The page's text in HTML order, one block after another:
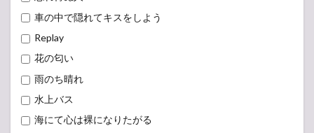
車の中で隠れてキスをしよう
Replay
花の匂い
雨のち晴れ
水上バス
海にて心は裸になりたがる